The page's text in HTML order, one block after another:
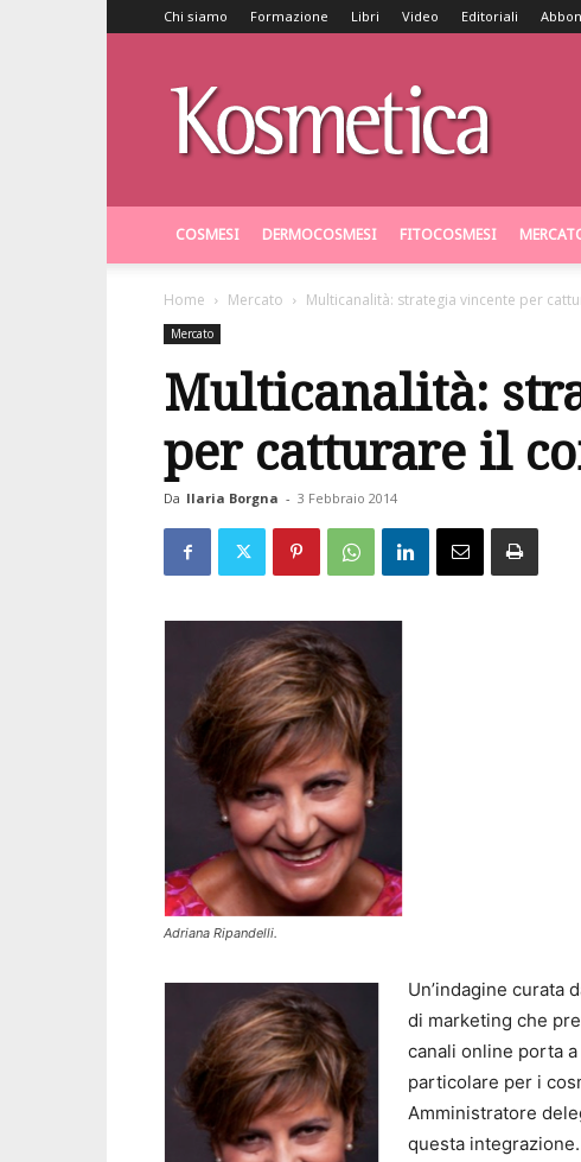
Chi siamo Formazione Libri Video Editoriali
COSMESI DERMOCOSMESI FITOCOSMESI
Home Mercato Multicanalità: strategia vincente per
Mercato
Multicanalità:
per catturare il
Da Ilaria Borgna - 3 Febbraio 2014
Adriana Ripandelli.
Un’indagine curata
di marketing che
canali online porta
particolare per i
Amministratore
questa integrazione.